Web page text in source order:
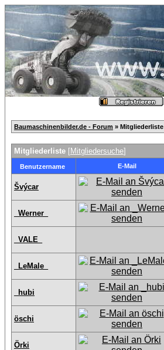
Baumaschinenbilder.de - Forum » Mitgliederliste
Mitgliederliste [Mitgliedersuche]
Benutzername E-Mail
Švýcar
_Werner_
_VALE_
_LeMale_
_hubi
öschi
Örki